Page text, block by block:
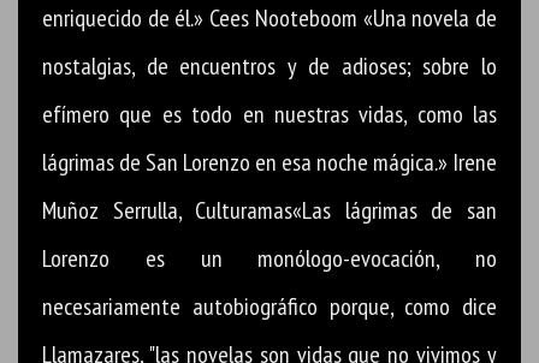
enriquecido de él.» Cees Nooteboom «Una novela de
nostalgias, de encuentros y de adioses; sobre lo
efímero que es todo en nuestras vidas, como las
lágrimas de San Lorenzo en esa noche mágica.» Irene
Muñoz Serrulla, Culturamas«Las lágrimas de san
Lorenzo es un monólogo-evocación, no
necesariamente autobiográfico porque, como dice
Llamazares, "las novelas son vidas que no vivimos y